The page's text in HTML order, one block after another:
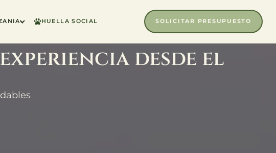
HUELLA SOCIAL SOLICITAR PRESUPUESTO
desde el